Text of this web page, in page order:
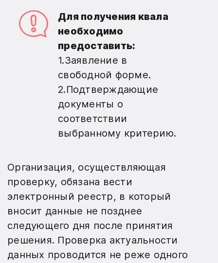
Для получения квала
необходимо
предоставить:
1.Заявление в
свободной форме.
2.Подтверждающие
документы о
соответствии
выбранному критерию.
Организация, осуществляющая
проверку, обязана вести
электронный реестр, в который
вносит данные не позднее
следующего дня после принятия
решения. Проверка актуальности
данных проводится не реже одного